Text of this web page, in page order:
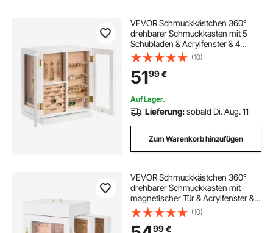
VEVOR Schmuckkästchen 360°
drehbarer Schmuckkasten mit 5
Schubladen & Acrylfenster & 4
Halskettenhaken auf jeder Seite,
Aufbewahrungskoffer mit
Metallgriffen, Bodenpolster &
weichem Samtfutter weiß
(10)
5199€
Auf Lager.
Lieferung:sobald Di. Aug. 11
Zum Warenkorb hinzufügen
VEVOR Schmuckkästchen 360°
drehbarer Schmuckkasten mit
magnetischer Tür & Acrylfenster & 4
integrierten Halskettenhaken,
Aufbewahrungskoffer mit
Metallgriffen, Bodenpolster &
(10)
99€